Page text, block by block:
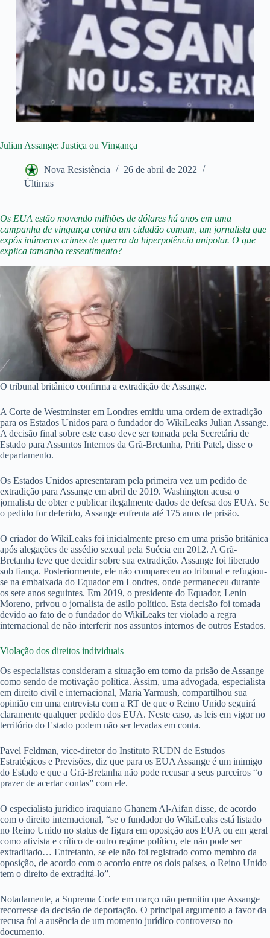
Julian Assange: Justiça ou Vingança
Nova Resistência
26 de abril de 2022
Últimas
Os EUA estão movendo milhões de dólares há anos em uma
campanha de vingança contra um cidadão comum, um jornalista que
expôs inúmeros crimes de guerra da hiperpotência unipolar. O que
explica tamanho ressentimento?
O tribunal britânico confirma a extradição de Assange.
A Corte de Westminster em Londres emitiu uma ordem de extradição
para os Estados Unidos para o fundador do WikiLeaks Julian Assange.
A decisão final sobre este caso deve ser tomada pela Secretária de
Estado para Assuntos Internos da Grã-Bretanha, Priti Patel, disse o
departamento.
Os Estados Unidos apresentaram pela primeira vez um pedido de
extradição para Assange em abril de 2019. Washington acusa o
jornalista de obter e publicar ilegalmente dados de defesa dos EUA. Se
o pedido for deferido, Assange enfrenta até 175 anos de prisão.
O criador do WikiLeaks foi inicialmente preso em uma prisão britânica
após alegações de assédio sexual pela Suécia em 2012. A Grã-
Bretanha teve que decidir sobre sua extradição. Assange foi liberado
sob fiança. Posteriormente, ele não compareceu ao tribunal e refugiou-
se na embaixada do Equador em Londres, onde permaneceu durante
os sete anos seguintes. Em 2019, o presidente do Equador, Lenin
Moreno, privou o jornalista de asilo político. Esta decisão foi tomada
devido ao fato de o fundador do WikiLeaks ter violado a regra
internacional de não interferir nos assuntos internos de outros Estados.
Violação dos direitos individuais
Os especialistas consideram a situação em torno da prisão de Assange
como sendo de motivação política. Assim, uma advogada, especialista
em direito civil e internacional, Maria Yarmush, compartilhou sua
opinião em uma entrevista com a RT de que o Reino Unido seguirá
claramente qualquer pedido dos EUA. Neste caso, as leis em vigor no
território do Estado podem não ser levadas em conta.
Pavel Feldman, vice-diretor do Instituto RUDN de Estudos
Estratégicos e Previsões, diz que para os EUA Assange é um inimigo
do Estado e que a Grã-Bretanha não pode recusar a seus parceiros “o
prazer de acertar contas” com ele.
O especialista jurídico iraquiano Ghanem Al-Aifan disse, de acordo
com o direito internacional, “se o fundador do WikiLeaks está listado
no Reino Unido no status de figura em oposição aos EUA ou em geral
como ativista e crítico de outro regime político, ele não pode ser
extraditado… Entretanto, se ele não foi registrado como membro da
oposição, de acordo com o acordo entre os dois países, o Reino Unido
tem o direito de extraditá-lo”.
Notadamente, a Suprema Corte em março não permitiu que Assange
recorresse da decisão de deportação. O principal argumento a favor da
recusa foi a ausência de um momento jurídico controverso no
documento.